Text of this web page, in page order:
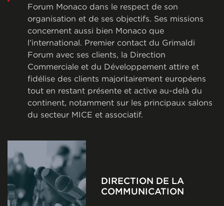
Forum Monaco dans le respect de son
organisation et de ses objectifs. Ses missions
concernent aussi bien Monaco que
l’international. Premier contact du Grimaldi
Forum avec ses clients, la Direction
Commerciale et du Développement attire et
fidélise des clients majoritairement européens
tout en restant présente et active au-delà du
continent, notamment sur les principaux salons
du secteur MICE et associatif.
DIRECTION DE LA
COMMUNICATION